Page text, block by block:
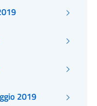
2019